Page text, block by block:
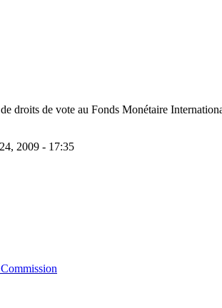
droits de vote au Fonds Monétaire
2009 - 17:35